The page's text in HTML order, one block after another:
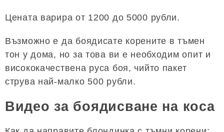
Цената варира от 1200 до 5000 рубли.
Възможно е да боядисате корените в тъмен
тон у дома, но за това ви е необходим опит и
висококачествена руса боя, чийто пакет
струва най-малко 500 рубли.
Видео за боядисване на коса